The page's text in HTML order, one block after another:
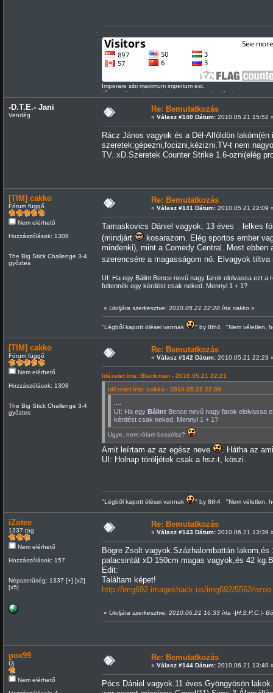
Imperare sibi maximum imperium est.
/Önmagán uralkodni a legnagyobb uralkodás./
-D.T.E.- Jani
Vendég
Re: Bemutatkozás
« Válasz #140 Dátum:2010.05.21 15:52
Rácz János vagyok és a Dél-Alföldön
szeretek:gépezni,focizni,kézizni.TV-t nem
TV..xD.Szeretek Counter Strike 1.6-ozni(elég
[TIM] cakko
Fórum függő
Nem elérhető
Hozzászólások: 1308
The Big Stick Challenge 3-4
győztes
Re: Bemutatkozás
« Válasz #141 Dátum:2010.05.21 22:09
Tamaskovics Dániel vagyok, 13 éves
lelkes
(mindjárt
kosarazom. Elég sportos ember
mindenki), mint a Comedy Central. Most
szerencsére a magasságom nő. Elvagyok
UI: Ha egy Bálint Bence nevű nagy farok elolvassa ezt a
feltennék egy kérdést csak neked. Mennyi 1 + 1?
« Utoljára szerkesztve: 2010.05.21 22:28 írta cakko»
"Légből kapott ölései vannak " by 8th4 "Nem véletlen,
[TIM] cakko
Fórum függő
Nem elérhető
Hozzászólások: 1308
The Big Stick Challenge 3-4
győztes
Re: Bemutatkozás
« Válasz #142 Dátum:2010.05.21 22:23
Idézetet írta: Blackman - 2010.05.21 22:21
Idézetet írta: cakko - 2010.05.21 22:09
UI: Ha egy BálintBence nevű nagy farok elolvassa
kérdést csak neked. Mennyi 1 + 1?
Ugye, nem rólam beszélsz?
Amit leírtam az az egész neve
. Hátha az
UI: Holnap töröljétek csak a hsz-t, köszi.
"Légből kapott ölései vannak " by 8th4 "Nem véletlen,
iZotee
1337 tag
Nem elérhető
Hozzászólások: 157
Népszerűség: 1337 [+] [x2]
[x5]
Re: Bemutatkozás
« Válasz #143 Dátum:2010.06.21 13:39
Bögre Zsolt vagyok.Százhalombattán
palacsintát xD 150cm magas vagyok,és 42
Edit:
Találtam képet!
http://img692.imageshack.us/img692/5562/
« Utoljára szerkesztve: 2010.06.21 16:33 írta -|H.S.P.C.|-
pox99
Új
Nem elérhető
Re: Bemutatkozás
« Válasz #144 Dátum:2010.06.21 13:40
Pócs Dániel vagyok.11 éves.Gyöngyösön